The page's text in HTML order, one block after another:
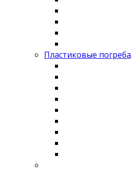
Пластиковые погреба